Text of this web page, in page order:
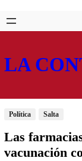
Saltar
al
Skip
to
LA
Política Salta
Las
vacunación